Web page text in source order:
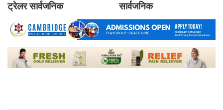
ट्रेलर सार्वजनिक
सार्वजनिक